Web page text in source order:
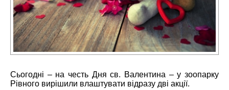
Сьогодні – на честь Дня св. Валентина – у зоопарку
Рівного вирішили влаштувати відразу дві акції.